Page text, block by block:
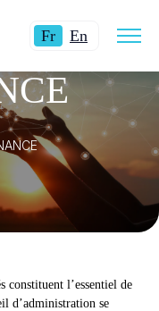
FrLangue
:
Français.
En Switch
English.
la
site
constituent l’essentiel de
d’administration se